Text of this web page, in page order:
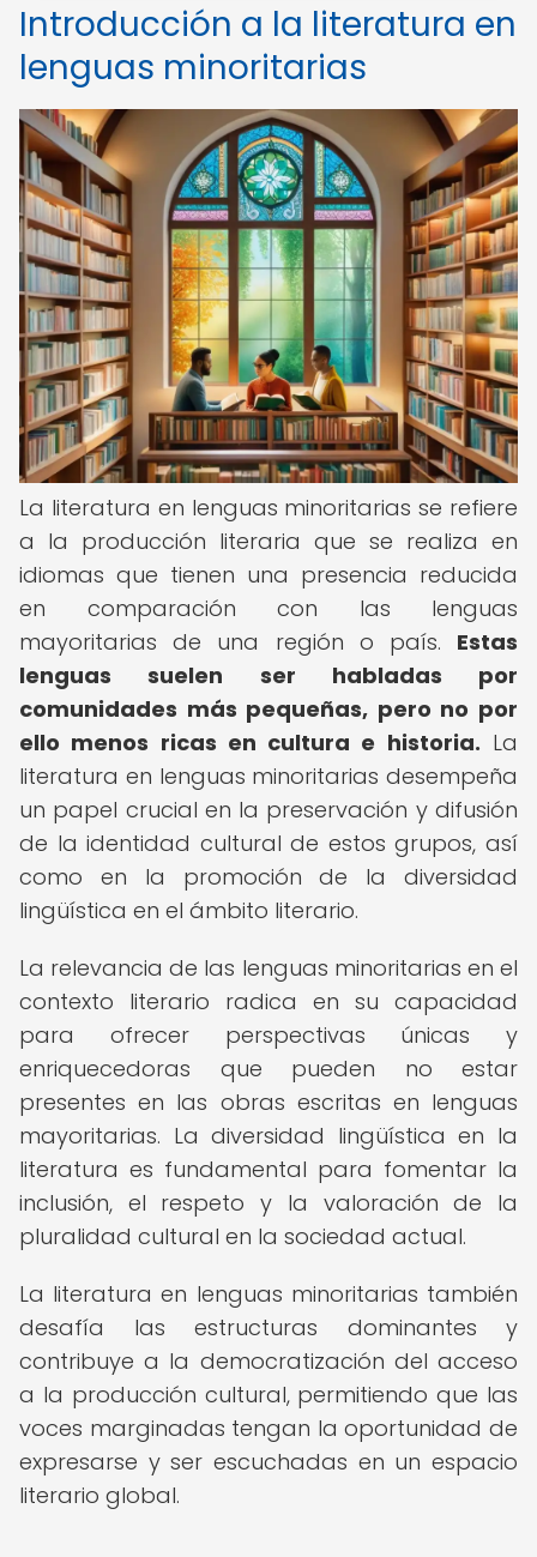
Introducción a la literatura en
lenguas minoritarias
La literatura en lenguas minoritarias se refiere
a la producción literaria que se realiza en
idiomas que tienen una presencia reducida
en comparación con las lenguas
mayoritarias de una región o país. Estas
lenguas suelen ser habladas por
comunidades más pequeñas, pero no por
ello menos ricas en cultura e historia. La
literatura en lenguas minoritarias desempeña
un papel crucial en la preservación y difusión
de la identidad cultural de estos grupos, así
como en la promoción de la diversidad
lingüística en el ámbito literario.
La relevancia de las lenguas minoritarias en el
contexto literario radica en su capacidad
para ofrecer perspectivas únicas y
enriquecedoras que pueden no estar
presentes en las obras escritas en lenguas
mayoritarias. La diversidad lingüística en la
literatura es fundamental para fomentar la
inclusión, el respeto y la valoración de la
pluralidad cultural en la sociedad actual.
La literatura en lenguas minoritarias también
desafía las estructuras dominantes y
contribuye a la democratización del acceso
a la producción cultural, permitiendo que las
voces marginadas tengan la oportunidad de
expresarse y ser escuchadas en un espacio
literario global.